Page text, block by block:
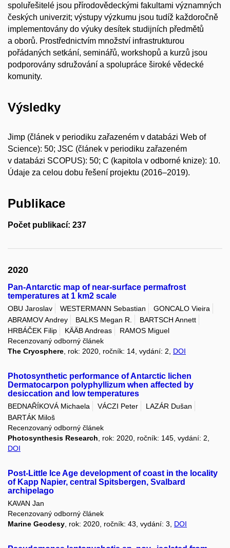
spoluřešitelé jsou přírodovědeckými fakultami významných
českých univerzit; výstupy výzkumu jsou tudíž každoročně
implementovány do výuky desítek studijních předmětů
a oborů. Prostřednictvím množství infrastrukturou
pořádaných setkání, seminářů, workshopů a kurzů jsou
podporovány sdružování a spolupráce široké vědecké
komunity.
Výsledky
Jimp (článek v periodiku zařazeném v databázi Web of
Science): 50; JSC (článek v periodiku zařazeném
v databázi SCOPUS): 50; C (kapitola v odborné knize): 10.
Údaje za celou dobu řešení projektu (2016–2019).
Publikace
Počet publikací: 237
2020
Pan-Antarctic map of near-surface permafrost
temperatures at 1 km2 scale
OBU Jaroslav WESTERMANN Sebastian
GONCALO Vieira
ABRAMOV Andrey
BALKS Megan R.
BARTSCH Annett
HRBÁČEK Filip
KÄÄB Andreas
RAMOS Miguel
Recenzovaný odborný článek
The Cryosphere , rok: 2020, ročník: 14, vydání: 2, DOI
Photosynthetic performance of Antarctic lichen
Dermatocarpon polyphyllizum when affected by
desiccation and low temperatures
BEDNAŘÍKOVÁ Michaela VÁCZI Peter
LAZÁR Dušan
BARTÁK Miloš
Recenzovaný odborný článek
Photosynthesis Research , rok: 2020, ročník: 145, vydání: 2,
DOI
Post-Little Ice Age development of coast in the locality
of Kapp Napier, central Spitsbergen, Svalbard
archipelago
KAVAN Jan
Recenzovaný odborný článek
Marine Geodesy , rok: 2020, ročník: 43, vydání: 3, DOI